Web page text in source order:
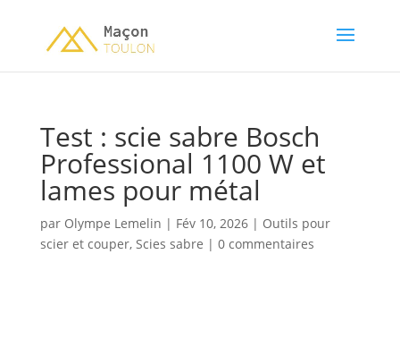
Test : scie sabre Bosch
Professional 1100 W et
lames pour métal
par Olympe Lemelin | Fév 10, 2026| Outils pour
scier et couper, Scies sabre | 0 commentaires